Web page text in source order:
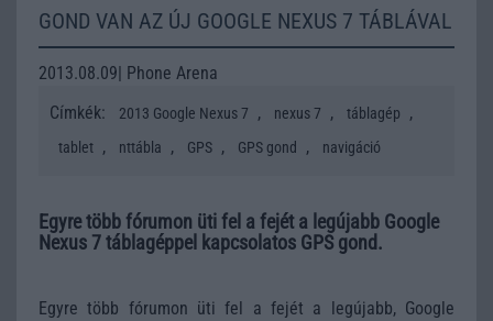
GOND VAN AZ ÚJ GOOGLE NEXUS 7 TÁBLÁVAL
2013.08.09| Phone Arena
Címkék:
2013 Google Nexus 7 , nexus 7 , táblagép ,
tablet , nttábla , GPS , GPS gond , navigáció
Egyre több fórumon üti fel a fejét a legújabb Google
Nexus 7 táblagéppel kapcsolatos GPS gond.
Egyre több fórumon üti fel a fejét a legújabb, Google